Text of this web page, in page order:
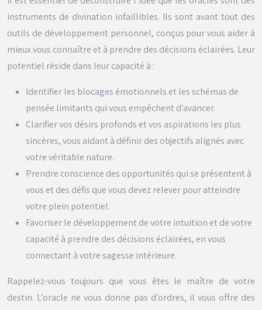
instruments de divination infaillibles. Ils sont avant tout des
outils de développement personnel, conçus pour vous aider à
mieux vous connaître et à prendre des décisions éclairées. Leur
potentiel réside dans leur capacité à :
Identifier les blocages émotionnels et les schémas de
pensée limitants qui vous empêchent d’avancer.
Clarifier vos désirs profonds et vos aspirations les plus
sincères, vous aidant à définir des objectifs alignés avec
votre véritable nature.
Prendre conscience des opportunités qui se présentent à
vous et des défis que vous devez relever pour atteindre
votre plein potentiel.
Favoriser le développement de votre intuition et de votre
capacité à prendre des décisions éclairées, en vous
connectant à votre sagesse intérieure.
Rappelez-vous toujours que vous êtes le maître de votre
destin. L’oracle ne vous donne pas d’ordres, il vous offre des